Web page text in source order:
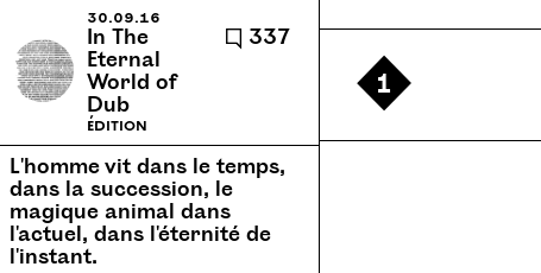
contextuel
corps 72
cuisine
cuve
danse
dispersion
diy
dub
dyslexies
echotope
école
écologie
écriture collective
edition
édition
éditions
emesal
encre et lumière
30.09.16
In The
Eternal
World of
Dub
édition
🗨 337
L'homme vit dans le temps,
dans la succession, le
magique animal dans
l'actuel, dans l'éternité de
l'instant.
1